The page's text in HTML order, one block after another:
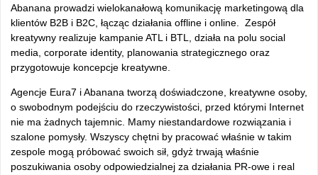
Abanana prowadzi wielokanałową komunikację marketingową dla
klientów B2B i B2C, łącząc działania offline i online. Zespół
kreatywny realizuje kampanie ATL i BTL, działa na polu social
media, corporate identity, planowania strategicznego oraz
przygotowuje koncepcje kreatywne.
Agencje Eura7 i Abanana tworzą doświadczone, kreatywne osoby,
o swobodnym podejściu do rzeczywistości, przed którymi Internet
nie ma żadnych tajemnic. Mamy niestandardowe rozwiązania i
szalone pomysły. Wszyscy chętni by pracować właśnie w takim
zespole mogą próbować swoich sił, gdyż trwają właśnie
poszukiwania osoby odpowiedzialnej za działania PR-owe i real